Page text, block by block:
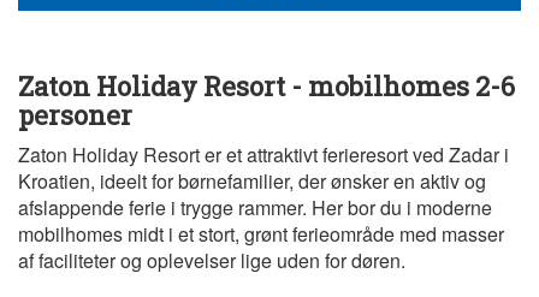
Zaton Holiday Resort - mobilhomes 2-6
personer
Zaton Holiday Resort er et attraktivt ferieresort ved Zadar i
Kroatien, ideelt for børnefamilier, der ønsker en aktiv og
afslappende ferie i trygge rammer. Her bor du i moderne
mobilhomes midt i et stort, grønt ferieområde med masser
af faciliteter og oplevelser lige uden for døren.